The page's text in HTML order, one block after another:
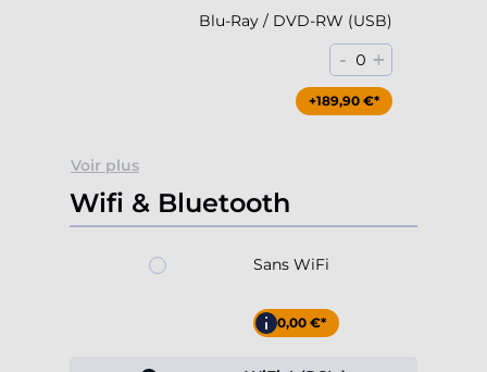
Blu-Ray / DVD-RW (USB)
- 0 +
+189,90 €*
Voir plus
Wifi & Bluetooth
Sans WiFi
-10,00 €*